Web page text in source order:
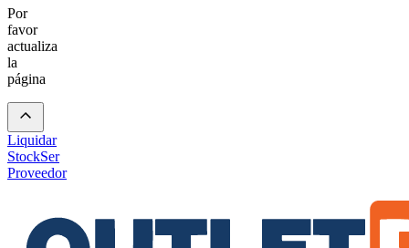
Por
favor
actualiza
la
página
Liquidar
StockSer
Proveedor